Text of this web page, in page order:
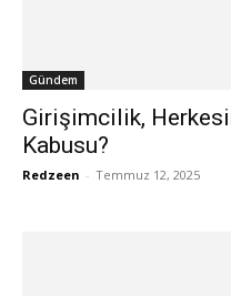
Gündem
Girişimcilik,
Kabusu?
Redzeen - Temmuz 12, 2025